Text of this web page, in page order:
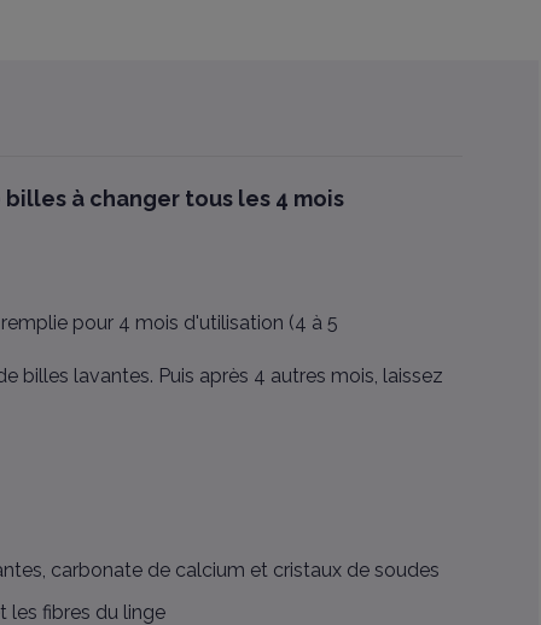
à changer tous les 4 mois
pour 4 mois d'utilisation (4 à 5
billes lavantes. Puis après 4 autres mois, laissez
carbonate de calcium et cristaux de soudes
les fibres du linge